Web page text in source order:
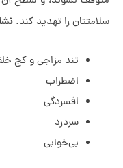
را تهدید کند.نشانه‌های
تند مزاجی و کج خلقی
اضطراب
افسردگی
سردرد
بی‌خوابی